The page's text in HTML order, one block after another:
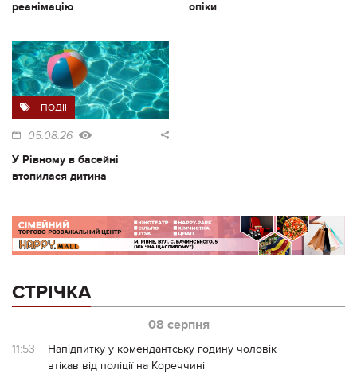
реанімацію опіки
ПОДІЇ
05.08.26
У Рівному в басейні
втопилася дитина
СТРІЧКА
08 серпня
11:53
Напідпитку у комендантську годину чоловік
втікав від поліції на Кореччині